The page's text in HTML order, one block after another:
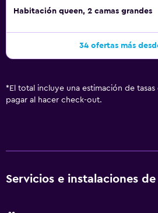
Habitación queen, 2 camas grandes
34 ofertas más
* El total incluye una estimación de
pagar al hacer check-out.
Servicios e instalaciones de